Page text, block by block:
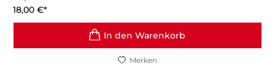
18,00 €*
In den Warenkorb
Merken